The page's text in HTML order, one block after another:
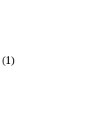
(1)